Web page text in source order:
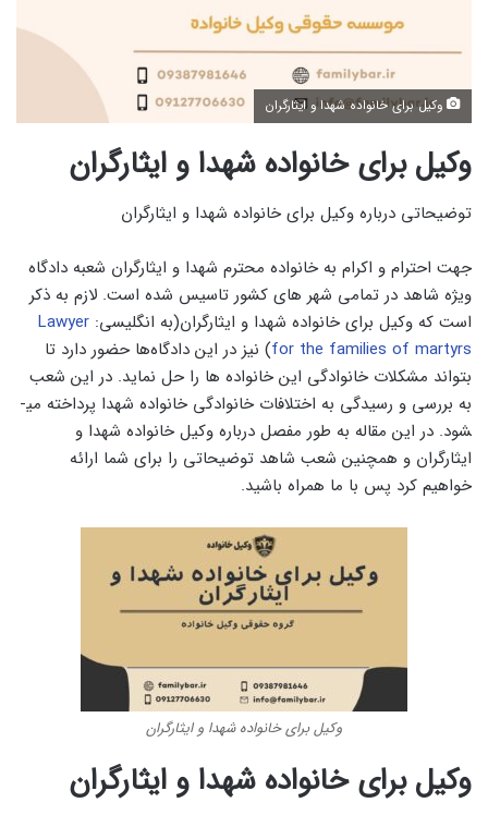
وکیل برای خانواده شهدا و ایثارگران
وکیل برای خانواده شهدا و ایثارگران
توضیحاتی درباره وکیل برای خانواده شهدا و ایثارگران
جهت احترام و اکرام به خانواده محترم شهدا و ایثارگران شعبه دادگاه
ویژه شاهد در تمامی شهر های کشور تاسیس شده است. لازم به ذکر
است که وکیل برای خانواده شهدا و ایثارگران(به انگلیسی: Lawyer
for the families of martyrs) نیز در این دادگاه‌ها حضور دارد تا
بتواند مشکلات خانوادگی این خانواده‌ ها را حل نماید. در این شعب
به بررسی و رسیدگی به اختلافات خانوادگی خانواده شهدا پرداخته می­
شود. در این مقاله به طور مفصل درباره وکیل خانواده شهدا و
ایثارگران و همچنین شعب شاهد توضیحاتی را برای شما ارائه
خواهیم کرد پس با ما همراه باشید.
وکیل برای خانواده شهدا و ایثارگران
وکیل برای خانواده شهدا و ایثارگران